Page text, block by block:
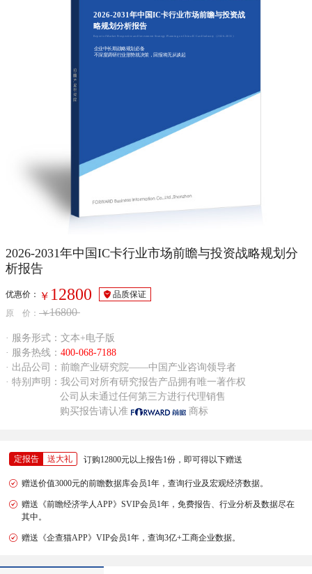
2026-2031年中国IC卡行业市场前瞻与投资战
略规划分析报告
Report of Market Prospective and Investment Strategy Planning on China IC Card Industry（2026-2031）
企业中长期战略规划必备
不深度调研行业形势就决策，回报将无从谈起
2026-2031年中国IC卡行业市场前瞻与投资战略规划分
析报告
优惠价： ￥ 12800
品质保证
原 价： ￥16800
· 服务形式：文本+电子版
· 服务热线： 400-068-7188
· 出品公司：前瞻产业研究院——中国产业咨询领导者
· 特别声明：我公司对所有研究报告产品拥有唯一著作权
公司从未通过任何第三方进行代理销售
购买报告请认准
商标
定报告 送大礼 订购12800元以上报告1份，即可得以下赠送
赠送价值3000元的前瞻数据库会员1年，查询行业及宏观经济数据。
赠送《前瞻经济学人APP》SVIP会员1年，免费报告、行业分析及数据尽在
其中。
赠送《企查猫APP》VIP会员1年，查询3亿+工商企业数据。